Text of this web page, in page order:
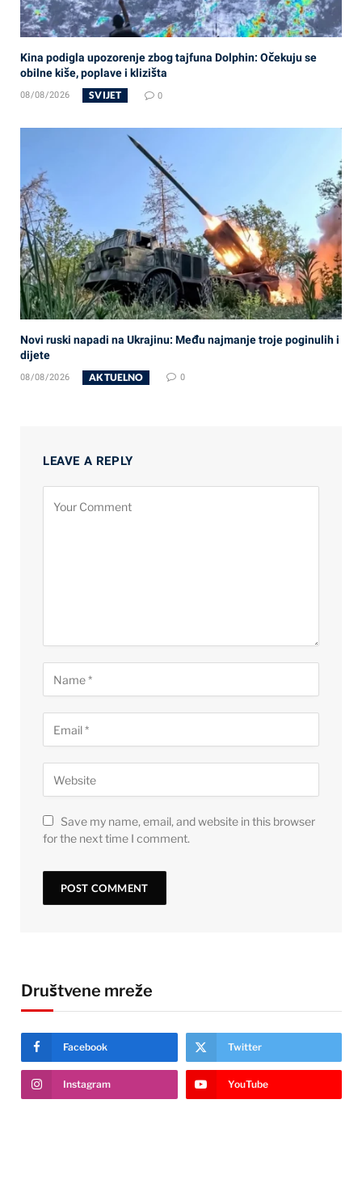
Kina podigla upozorenje zbog tajfuna Dolphin: Očekuju se
obilne kiše, poplave i klizišta
08/08/2026 SVIJET 0
Novi ruski napadi na Ukrajinu: Među najmanje troje poginulih i
dijete
08/08/2026 AKTUELNO 0
LEAVE A REPLY
Save my name, email, and website in this browser
for the next time I comment.
Društvene mreže
Facebook Twitter
Instagram YouTube